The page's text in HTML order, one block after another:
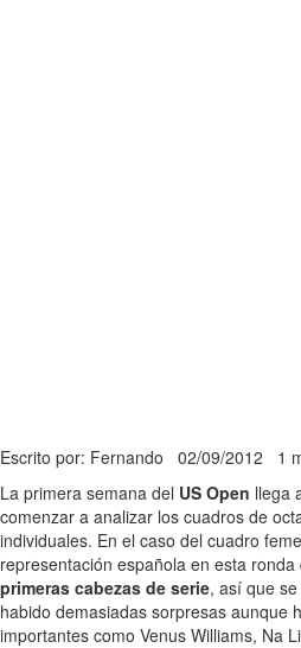
Escrito por: Fernando 02/09/2012 1
La primera semana del US Open llega
comenzar a analizar los cuadros de
individuales. En el caso del cuadro
representación española en esta ronda
primeras cabezas de serie, así que
habido demasiadas sorpresas aunque
importantes como Venus Williams, Na